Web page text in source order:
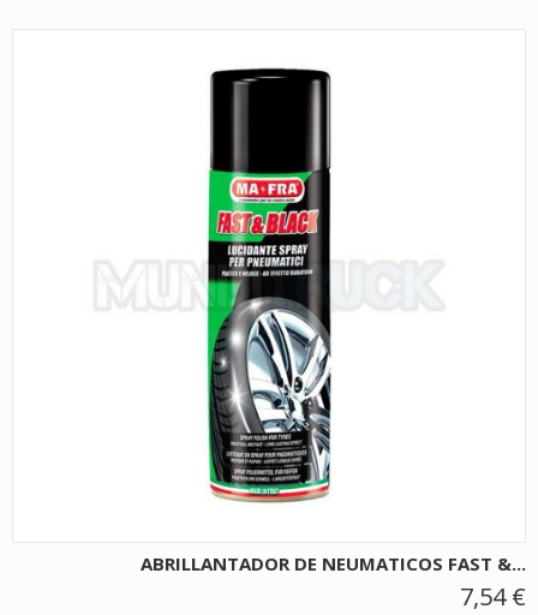
ABRILLANTADOR DE NEUMATICOS FAST &...
7,54 €